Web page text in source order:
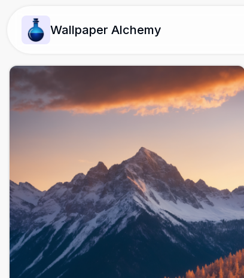
Wallpaper Alchemy